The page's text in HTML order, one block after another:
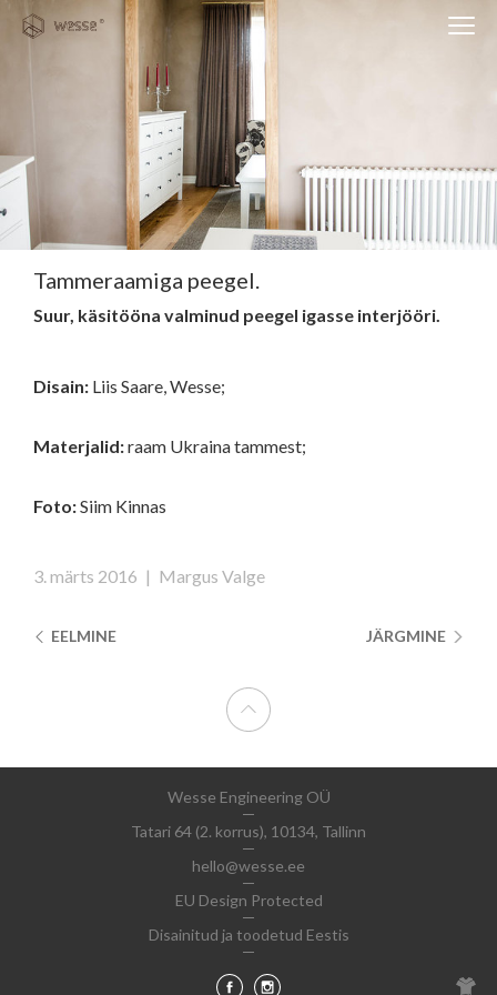
WESSE DISAIN
PARTNERITE DISAIN
KONTAKT
KUIDAS TELLIDA MÖÖBLIT?
Tammeraamiga peegel.
Suur, käsitööna valminud peegel igasse interjööri.
Disain: Liis Saare, Wesse;
Materjalid:raam Ukraina tammest;
Foto:Siim Kinnas
3. märts 2016 | Margus Valge
JÄRGMINE
EELMINE
Wesse Engineering OÜ
Tatari 64 (2. korrus), 10134, Tallinn
hello@wesse.ee
EU Design Protected
Disainitud ja toodetud Eestis